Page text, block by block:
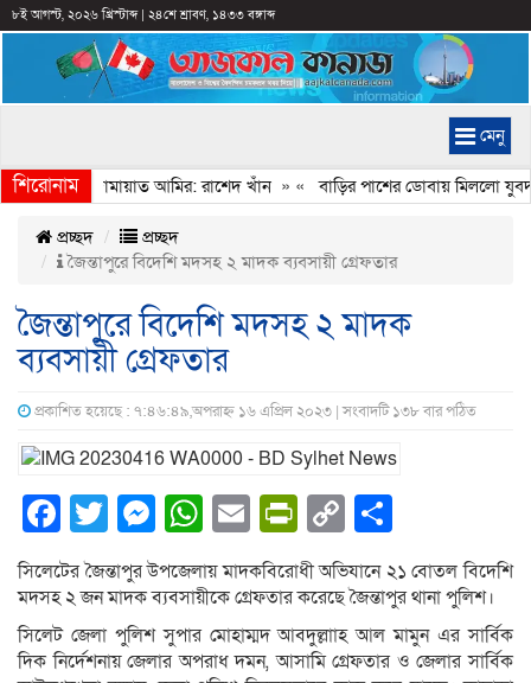
৮ই আগস্ট, ২০২৬ খ্রিস্টাব্দ| ২৪শে শ্রাবণ, ১৪৩৩ বঙ্গাব্দ
মেনু
শিরোনাম
করেন জামায়াত আমির: রাশেদ খাঁন» «বাড়ির পাশের ডোবায় মিললো
প্রচ্ছদ
প্রচ্ছদ
জৈন্তাপুরে বিদেশি মদসহ ২ মাদক ব্যবসায়ী গ্রেফতার
জৈন্তাপুরে বিদেশি মদসহ ২ মাদক
ব্যবসায়ী গ্রেফতার
প্রকাশিত হয়েছে : ৭:৪৬:৪৯,অপরাহ্ন ১৬ এপ্রিল ২০২৩ | সংবাদটি ১৩৮ বার পঠিত
Facebook
Twitter
Messenger
WhatsApp
EmailPrintFriendly
Copy
Link
সিলেটের জৈন্তাপুর উপজেলায় মাদকবিরোধী অভিযানে ২১ বোতল বিদেশি
মদসহ ২ জন মাদক ব্যবসায়ীকে গ্রেফতার করেছে জৈন্তাপুর থানা পুলিশ।
সিলেট জেলা পুলিশ সুপার মোহাম্মদ আবদুল্লাাহ আল মামুন এর সার্বিক
দিক নির্দেশনায় জেলার অপরাধ দমন, আসামি গ্রেফতার ও জেলার সার্বিক